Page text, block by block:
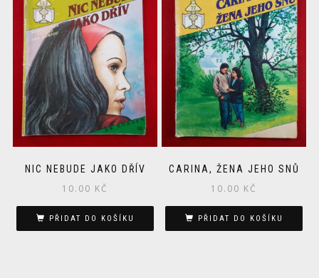
NIC NEBUDE JAKO DŘÍV
10.00 KČ
PŘIDAT DO KOŠÍKU
CARINA, ŽENA JEHO SNŮ
10.00 KČ
PŘIDAT DO KOŠÍKU